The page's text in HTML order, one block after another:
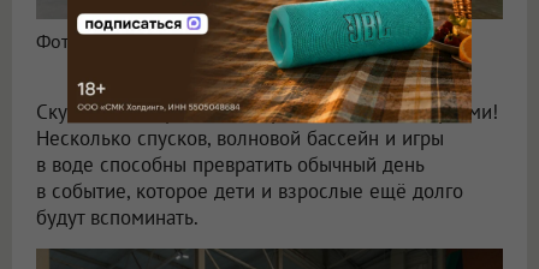
Фото: ООО «АкваРио»
Скука не выдерживает встречи с водными горками!
Несколько спусков, волновой бассейн и игры
в воде способны превратить обычный день
в событие, которое дети и взрослые ещё долго
будут вспоминать.